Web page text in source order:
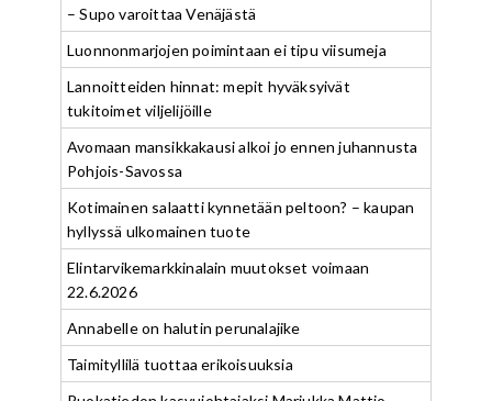
– Supo varoittaa Venäjästä
Luonnonmarjojen poimintaan ei tipu viisumeja
Lannoitteiden hinnat: mepit hyväksyivät
tukitoimet viljelijöille
Avomaan mansikkakausi alkoi jo ennen juhannusta
Pohjois-Savossa
Kotimainen salaatti kynnetään peltoon? – kaupan
hyllyssä ulkomainen tuote
Elintarvikemarkkinalain muutokset voimaan
22.6.2026
Annabelle on halutin perunalajike
Taimityllilä tuottaa erikoisuuksia